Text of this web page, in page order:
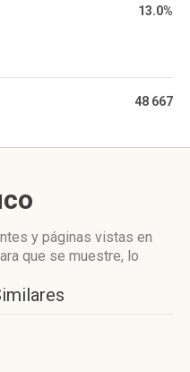
13.0%
48 667
y páginas vistas en
que se muestre, lo